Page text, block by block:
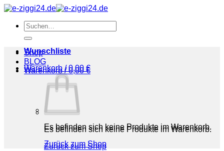
Zum
springenSuchen
nach:
Shop
BLOG
Warenkorb /0,00€
Es befinden sich keine Produkte im Warenkorb.
Zurück zum Shop
Wunschliste
Warenkorb /0,00 €
Es befinden sich keine Produkte im Warenkorb.
Zurück zum Shop